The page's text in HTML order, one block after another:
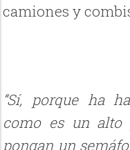
camiones y
“Sí, porque ha
como es un alto
pongan un